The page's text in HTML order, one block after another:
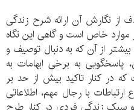
نگارش آن ارائه شرح زندگی
موارد خاص است و گاهی این نگاه
از آن که به دنبال توصیف و
به برخی ابهامات به
در کنار تاکید بیش از حد بر
با رجال مهم، اطلاعاتی